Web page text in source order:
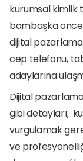
kurumsal kimlik
bambaşka
dijital pazarlama
cep telefonu,
adaylarına
Dijital
gibi detayları;
vurgulamak
ve